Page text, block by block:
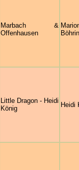
Marbach &
Offenhausen
Little Dragon - Heidi
König
Heidi